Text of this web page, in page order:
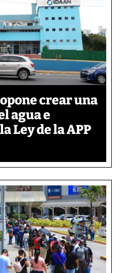
crear una
agua e
Ley de la APP